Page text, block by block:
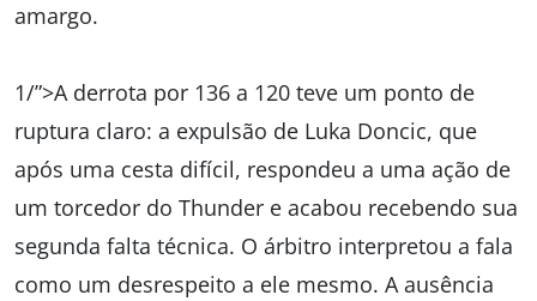
amargo.
1/”>A derrota por 136 a 120 teve um ponto de
ruptura claro: a expulsão de Luka Doncic, que
após uma cesta difícil, respondeu a uma ação de
um torcedor do Thunder e acabou recebendo sua
segunda falta técnica. O árbitro interpretou a fala
como um desrespeito a ele mesmo. A ausência